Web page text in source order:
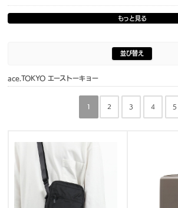
もっと見る
並び替え
ace.TOKYO エーストーキョー
1 2 3 4 5